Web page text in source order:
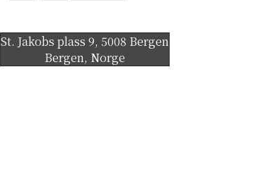
St. Jakobs plass 9, 5008 Bergen
Bergen, Norge